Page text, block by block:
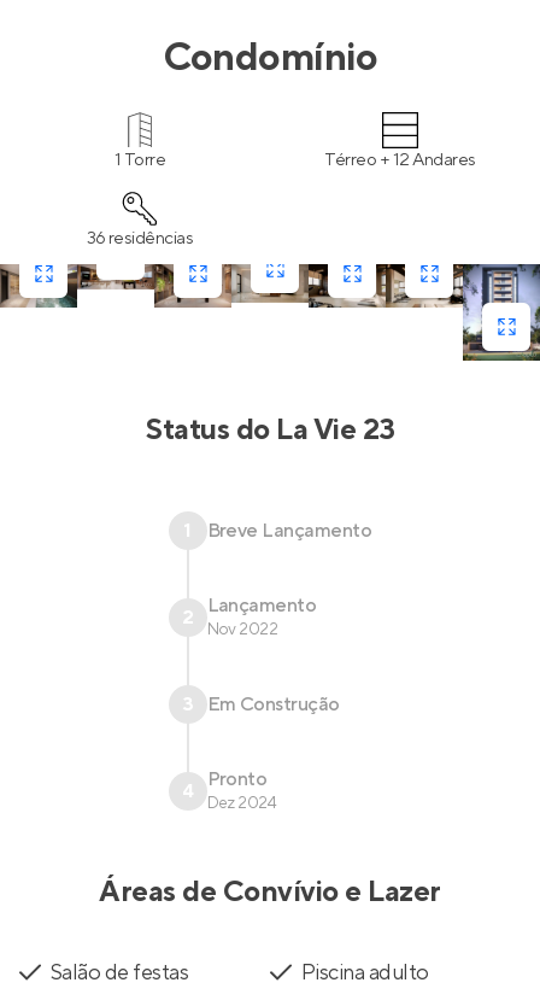
Condomínio
1 Torre Térreo + 12 Andares
36 residências
Status do La Vie 23
1 Breve Lançamento
2 Lançamento
Nov 2022
3 Em Construção
4 Pronto
Dez 2024
Áreas de Convívio e Lazer
Salão de festas Piscina adulto